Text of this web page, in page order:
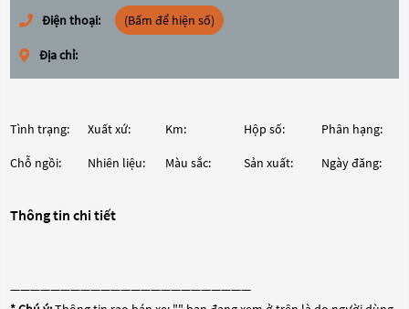
Điện thoại: (Bấm để hiện số)
Địa chỉ:
Tình trạng: Xuất xứ: Km: Hộp số: Phân hạng:
Chỗ ngồi: Nhiên liệu: Màu sắc: Sản xuất: Ngày đăng:
Thông tin chi tiết
————————————————————————